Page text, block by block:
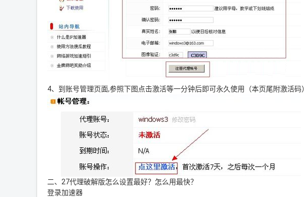
4、到账号管理页面,参照下图点击激活等一分钟后即可永久使用（本页尾附激活码）
二、27代理破解版怎么设置最好？怎么用最快？
登录加速器